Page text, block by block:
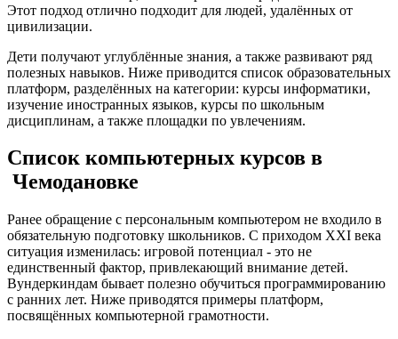
Этот подход отлично подходит для людей, удалённых от
цивилизации.
Дети получают углублённые знания, а также развивают ряд
полезных навыков. Ниже приводится список образовательных
платформ, разделённых на категории: курсы информатики,
изучение иностранных языков, курсы по школьным
дисциплинам, а также площадки по увлечениям.
Список компьютерных курсов в
Чемодановке
Ранее обращение с персональным компьютером не входило в
обязательную подготовку школьников. С приходом XXI века
ситуация изменилась: игровой потенциал - это не
единственный фактор, привлекающий внимание детей.
Вундеркиндам бывает полезно обучиться программированию
с ранних лет. Ниже приводятся примеры платформ,
посвящённых компьютерной грамотности.